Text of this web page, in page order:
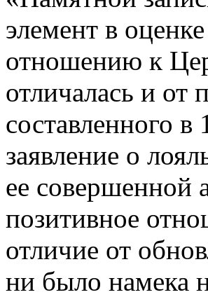
элемент в
отношению к
отличалась и от
составленного
заявление о
ее совершенной
позитивное
отличие от
ни было намека